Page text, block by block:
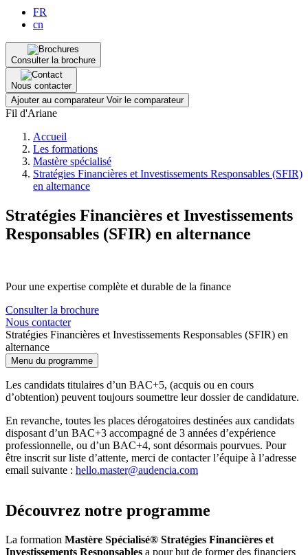
FR
cn
Consulter la brochure
Nous contacter
Ajouter au comparateur Voir le comparateur
Fil d'Ariane
Accueil
Les formations
Mastère spécialisé
Stratégies Financières et Investissements Responsables (SFIR)
en alternance
Stratégies Financières et Investissements
Responsables (SFIR) en alternance
Pour une expertise complète et durable de la finance
Consulter la brochure
Nous contacter
Stratégies Financières et Investissements Responsables (SFIR) en
alternance
Menu du programme
Les candidats titulaires d’un BAC+5, (acquis ou en cours
d’obtention) peuvent toujours soumettre leur dossier de candidature.
En revanche, toutes les places dérogatoires destinées aux candidats
disposant d’un BAC+3 accompagné de 3 années d’expérience
professionnelle, ou d’un BAC+4, sont désormais pourvues. Pour
être inscrit sur liste d’attente, merci de contacter l’équipe à l’adresse
email suivante : hello.master@audencia.com
Découvrez notre programme
La formation Mastère Spécialisé® Stratégies Financières et
Investissements Responsables a pour but de former des financiers